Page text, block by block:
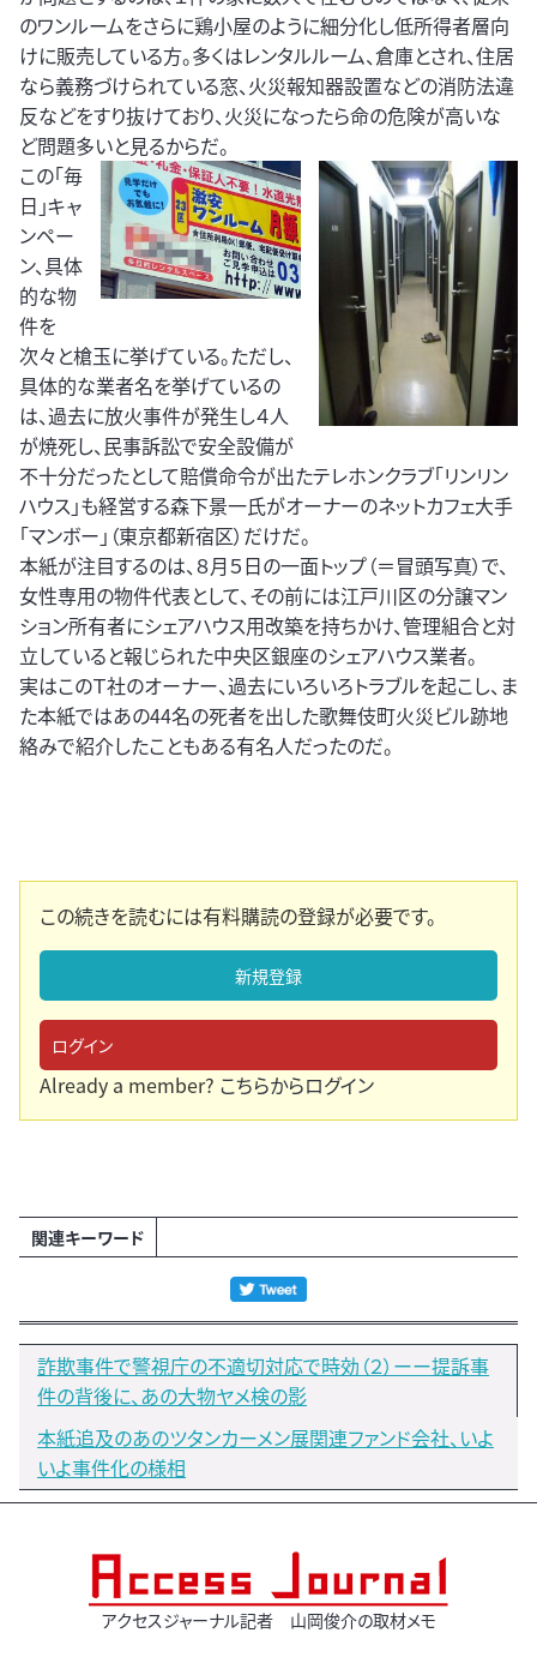
のワンルームをさらに鶏小屋のように細分化し低所得者層向
けに販売している方。多くはレンタルルーム、倉庫とされ、住居
なら義務づけられている窓、火災報知器設置などの消防法違
反などをすり抜けており、火災になったら命の危険が高いな
ど問題多いと見るからだ。
この「毎
日」キャ
ンペー
ン、具体
的な物
件を
次々と槍玉に挙げている。ただし、
具体的な業者名を挙げているの
は、過去に放火事件が発生し４人
が焼死し、民事訴訟で安全設備が
不十分だったとして賠償命令が出たテレホンクラブ「リンリン
ハウス」も経営する森下景一氏がオーナーのネットカフェ大手
「マンボー」（東京都新宿区）だけだ。
本紙が注目するのは、８月５日の一面トップ（＝冒頭写真）で、
女性専用の物件代表として、その前には江戸川区の分譲マン
ション所有者にシェアハウス用改築を持ちかけ、管理組合と対
立していると報じられた中央区銀座のシェアハウス業者。
実はこのＴ社のオーナー、過去にいろいろトラブルを起こし、ま
た本紙ではあの44名の死者を出した歌舞伎町火災ビル跡地
絡みで紹介したこともある有名人だったのだ。
この続きを読むには有料購読の登録が必要です。
新規登録
ログイン
Already a member? こちらからログイン
関連キーワード
詐欺事件で警視庁の不適切対応で時効（２）ーー提訴事
件の背後に、あの大物ヤメ検の影
本紙追及のあのツタンカーメン展関連ファンド会社、いよ
いよ事件化の様相
アクセスジャーナル記者 山岡俊介の取材メモ